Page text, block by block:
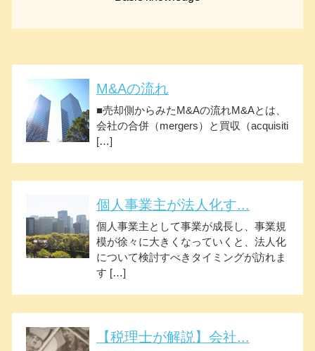
M&Aの流れ
■売却側からみたM&Aの流れM&Aとは、
会社の合併（mergers）と買収（acquisiti
[…]
個人事業主が法人化す...
個人事業主として事業が成長し、事業規
模が徐々に大きくなっていくと、法人化
について検討すべきタイミングが訪れま
す […]
【税理士が解説】会社...